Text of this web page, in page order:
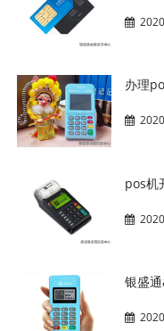
办理
pos机
银盛